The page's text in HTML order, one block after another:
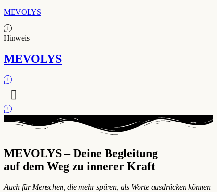
MEVOLYS
Hinweis
MEVOLYS
MEVOLYS – Deine Begleitung
auf dem Weg zu innerer Kraft
Auch für Menschen, die mehr spüren, als Worte ausdrücken können